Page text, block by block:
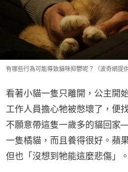
有哪些行為可能導致貓咪抑鬱呢？（波奇網提供
看著小貓一隻只離開，公主開
工作人員擔心牠被憋壞了，便
不願意帶這隻一歲多的貓回
一隻橘貓，而且養得很好。蘋
但也「沒想到牠能這麼悲傷」。